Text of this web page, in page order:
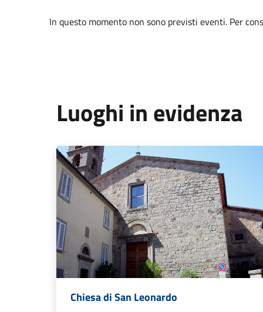
In questo momento non sono previsti eventi. Per
Luoghi in evidenza
Chiesa di San Leonardo